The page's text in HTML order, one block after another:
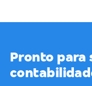
Pronto para